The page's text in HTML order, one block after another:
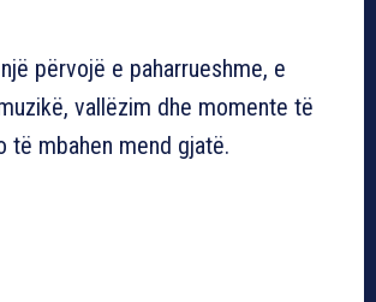
përvojë e paharrueshme, e
vallëzim dhe momente të
të mbahen mend gjatë.